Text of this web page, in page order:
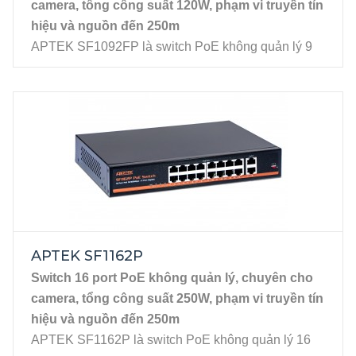
camera, tổng công suất 120W, phạm vi truyền tín
hiệu và nguồn đến 250m
APTEK SF1092FP là switch PoE không quản lý 9
120W, giúp vận hành ổn định nhiều camera cùng
hế độ Extended Mode giúp SF1092FP truyền
dữ liệu và cấp nguồn qua cùng tuyến cáp mạng đến
250m, giúp đơn giản hóa hạ tầng và giảm đáng kể
9 port PoE RJ45 10/100Mbps chuẩn IEEE
802.3af/at
2 port Uplink LAN 10/100Mbps (1 port kết nối
router/switch trung tâm, 1 port kết nối với đầu
ghi)
APTEK SF1162P
Switch 16 port PoE không quản lý, chuyên cho
camera, tổng công suất 250W, phạm vi truyền tín
hiệu và nguồn đến 250m
APTEK SF1162P là switch PoE không quản lý 16